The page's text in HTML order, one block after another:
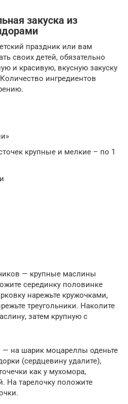
закуска из
праздник или вам
своих детей, обязательно
и красивую, вкусную закуску
ингредиентов
крупные и мелкие – по 1
— крупные маслины
серединку половинке
нарежьте кружочками,
треугольники. Наколите
затем крупную с
— на шарик моцареллы оденьте
(сердцевину удалите),
как у мухомора,
На тарелочку положите